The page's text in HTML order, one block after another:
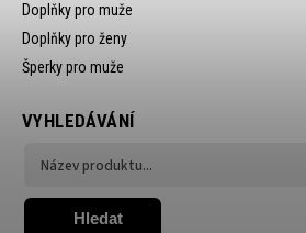
Doplňky pro muže
Doplňky pro ženy
Šperky pro muže
VYHLEDÁVÁNÍ
Hledat